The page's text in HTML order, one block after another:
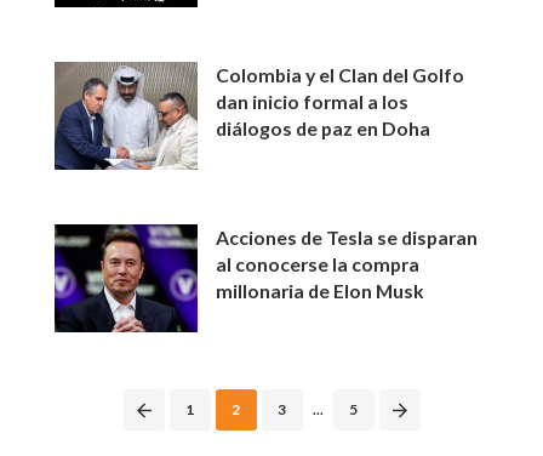
Colombia y el Clan del Golfo
dan inicio formal a los
diálogos de paz en Doha
Acciones de Tesla se disparan
al conocerse la compra
millonaria de Elon Musk
1 2 3 ... 5